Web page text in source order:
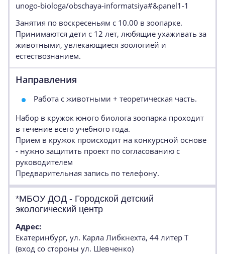
unogo-biologa/obschaya-informatsiya#&panel1-1
Занятия по воскресеньям с 10.00 в зоопарке.
Принимаются дети с 12 лет, любящие ухаживать за
животными, увлекающиеся зоологией и
естествознанием.
Направления
Работа с животными + теоретическая часть.
Набор в кружок юного биолога зоопарка проходит
в течение всего учебного года.
Прием в кружок происходит на конкурсной основе
- нужно защитить проект по согласованию с
руководителем
Предварительная запись по телефону.
*МБОУ ДОД - Городской детский
экологический центр
Адрес:
Екатеринбург, ул. Карла Либкнехта, 44 литер Т
(вход со стороны ул. Шевченко)